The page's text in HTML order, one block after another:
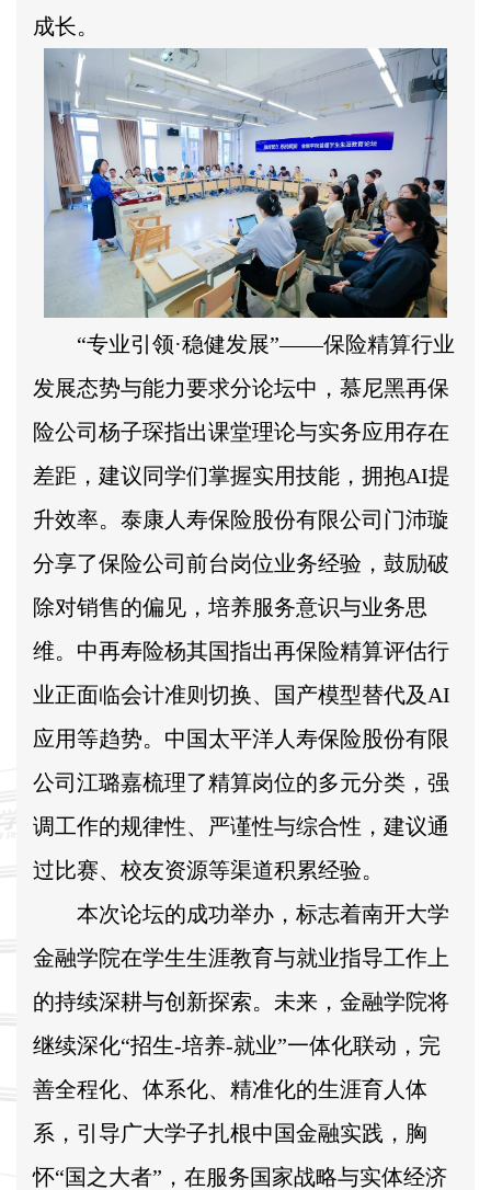
成长。
“专业引领·稳健发展”——保险精算行业
发展态势与能力要求分论坛中，慕尼黑再保
险公司杨子琛指出课堂理论与实务应用存在
差距，建议同学们掌握实用技能，拥抱AI提
升效率。泰康人寿保险股份有限公司门沛璇
分享了保险公司前台岗位业务经验，鼓励破
除对销售的偏见，培养服务意识与业务思
维。中再寿险杨其国指出再保险精算评估行
业正面临会计准则切换、国产模型替代及AI
应用等趋势。中国太平洋人寿保险股份有限
公司江璐嘉梳理了精算岗位的多元分类，强
调工作的规律性、严谨性与综合性，建议通
过比赛、校友资源等渠道积累经验。
本次论坛的成功举办，标志着南开大学
金融学院在学生生涯教育与就业指导工作上
的持续深耕与创新探索。未来，金融学院将
继续深化“招生-培养-就业”一体化联动，完
善全程化、体系化、精准化的生涯育人体
系，引导广大学子扎根中国金融实践，胸
怀“国之大者”，在服务国家战略与实体经济